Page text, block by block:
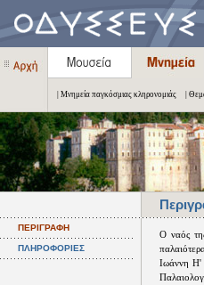
| Μνημεία παγκόσμιας κληρονομιάς |
ΠΕΡΙΓΡΑΦΗ
ΠΛΗΡΟΦΟΡΙΕΣ
Ο ναός
Ιωάννη Η'